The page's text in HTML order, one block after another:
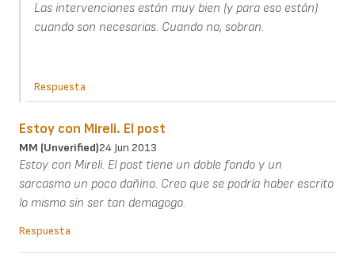
Las intervenciones están muy bien (y para eso están)
cuando son necesarias. Cuando no, sobran.
Respuesta
Estoy con Mireli. El post
MM (unverified)24 Jun 2013
Estoy con Mireli. El post tiene un doble fondo y un
sarcasmo un poco dañino. Creo que se podría haber escrito
lo mismo sin ser tan demagogo.
Respuesta